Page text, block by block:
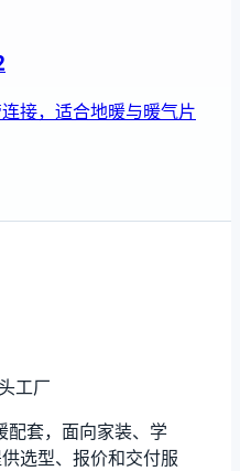
接，适合地暖与暖气片
工厂
配套，面向家装、学
选型、报价和交付服